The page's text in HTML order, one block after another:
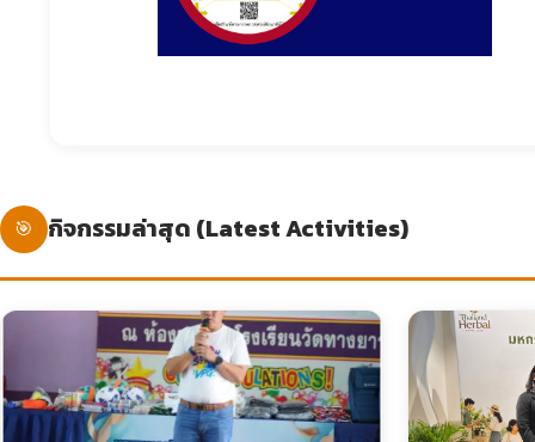
🎯 กิจกรรมล่าสุด (Latest Activities)